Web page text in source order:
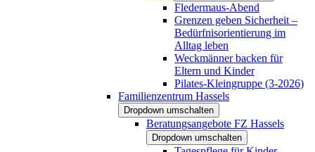
Fledermaus-Abend
Grenzen geben Sicherheit –
Bedürfnisorientierung im
Alltag leben
Weckmänner backen für
Eltern und Kinder
Pilates-Kleingruppe (3-2026)
Familienzentrum Hassels
Dropdown umschalten
Beratungsangebote FZ Hassels
Dropdown umschalten